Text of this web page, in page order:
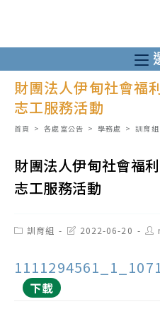
至
主
財團法人伊甸社會福
志工服務活動
首頁 > 各處室公告 > 學務處 > 訓育組
財團法人伊甸社會福
志工服務活動
Post訓育組
Post2022-06-20
下載